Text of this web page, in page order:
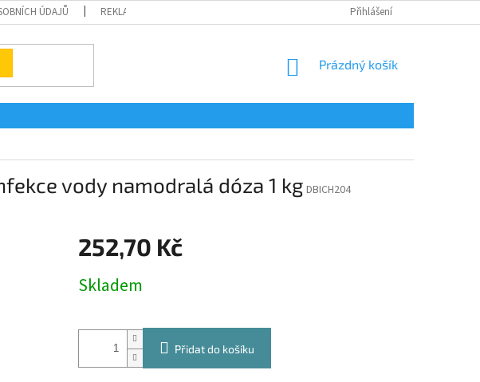
ÚDAJŮ REKLAMAČNÍ FORMULÁŘ Přihlášení
NÁKUPNÍ
Prázdný košík
vody namodralá dóza 1 kgDBICH204
252,70 Kč
cena:
Skladem
Přidat do košíku